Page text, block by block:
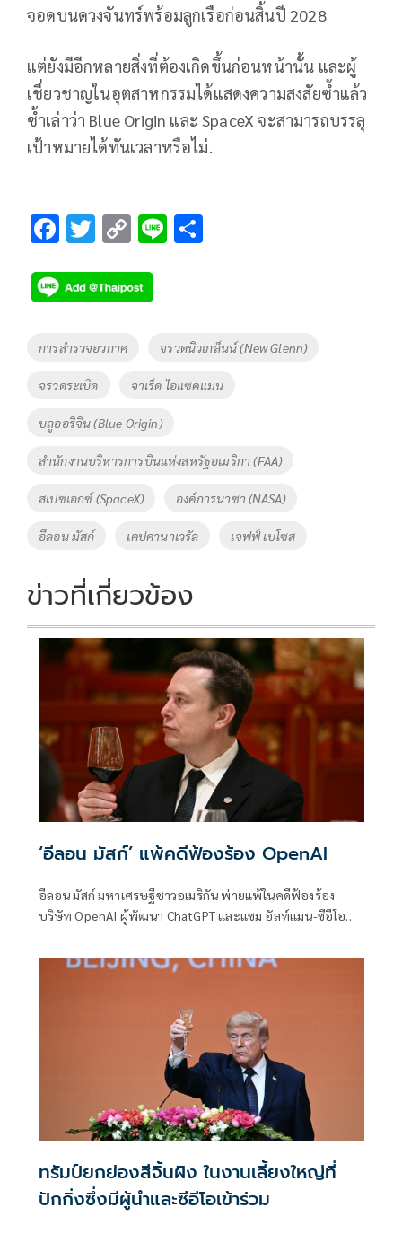
จอดบนดวงจันทร์พร้อมลูกเรือก่อนสิ้นปี 2028
แต่ยังมีอีกหลายสิ่งที่ต้องเกิดขึ้นก่อนหน้านั้น และผู้
เชี่ยวชาญในอุตสาหกรรมได้แสดงความสงสัยซ้ำแล้ว
ซ้ำเล่าว่า Blue Origin และ SpaceX จะสามารถบรรลุ
เป้าหมายได้ทันเวลาหรือไม่.
F
e
b
o
k
T
tt
er
C
p
y
k
Li
Tags
การสำรวจอวกาศ จรวดนิวเกล็นน์ (New Glenn)
จรวดระเบิด จาเร็ด ไอแซคแมน
บลูออริจิน (Blue Origin)
สำนักงานบริหารการบินแห่งสหรัฐอเมริกา (FAA)
สเปซเอกซ์ (SpaceX) องค์การนาซา (NASA)
อีลอน มัสก์ เคปคานาเวรัล เจฟฟ์ เบโซส
ข่าวที่เกี่ยวข้อง
‘อีลอน มัสก์’ แพ้คดีฟ้องร้อง OpenAI
อีลอน มัสก์ มหาเศรษฐีชาวอเมริกัน พ่ายแพ้ในคดีฟ้องร้อง
บริษัท OpenAI ผู้พัฒนา ChatGPT และแซม อัลท์แมน-ซีอีโอ
ทรัมป์ยกย่องสีจิ้นผิง ในงานเลี้ยงใหญ่ที่
ปักกิ่งซึ่งมีผู้นำและซีอีโอเข้าร่วม